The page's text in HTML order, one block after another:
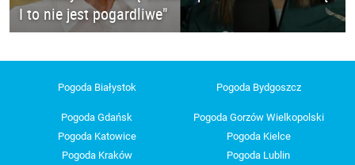
I to nie jest pogardliwe"
Pogoda Białystok Pogoda Bydgoszcz
Pogoda Gdańsk
Pogoda Gorzów Wielkopolski
Pogoda Katowice
Pogoda Kielce
Pogoda Kraków
Pogoda Lublin